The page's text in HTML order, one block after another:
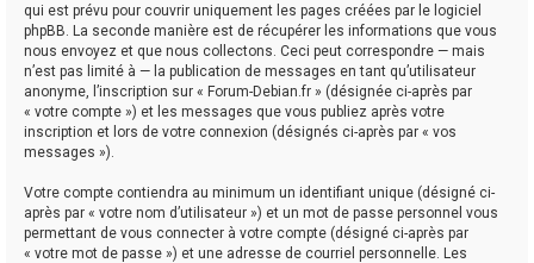
qui est prévu pour couvrir uniquement les pages créées par le logiciel
phpBB. La seconde manière est de récupérer les informations que vous
nous envoyez et que nous collectons. Ceci peut correspondre — mais
n’est pas limité à — la publication de messages en tant qu’utilisateur
anonyme, l’inscription sur « Forum-Debian.fr » (désignée ci-après par
« votre compte ») et les messages que vous publiez après votre
inscription et lors de votre connexion (désignés ci-après par « vos
messages »).
Votre compte contiendra au minimum un identifiant unique (désigné ci-
après par « votre nom d’utilisateur ») et un mot de passe personnel vous
permettant de vous connecter à votre compte (désigné ci-après par
« votre mot de passe ») et une adresse de courriel personnelle. Les